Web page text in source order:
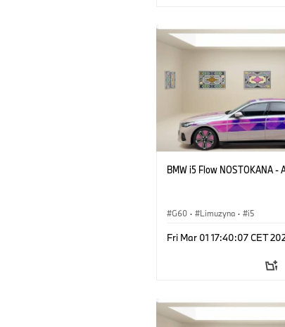
BMW i5 Flow NOSTOKANA -
G60 · Limuzyna · i5
Fri Mar 01 17:40:07 CET